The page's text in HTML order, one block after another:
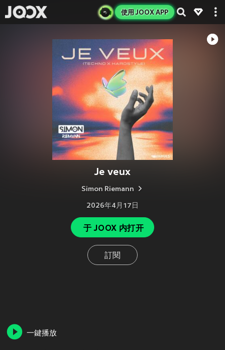
使用 JOOX APP
Je veux
Simon Riemann
2026年4月17日
于 JOOX 内打开
訂閱
一鍵播放